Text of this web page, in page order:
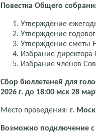
Повестка Общего
Утверждение
Утверждение
Утверждение сметы
Избрание
Избрание членов
Сбор бюллетеней для
2026 г. до 18:00 мск 28
Место проведения: г.
Возможно подключение с